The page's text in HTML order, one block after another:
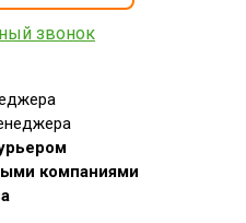
звонок
компаниями